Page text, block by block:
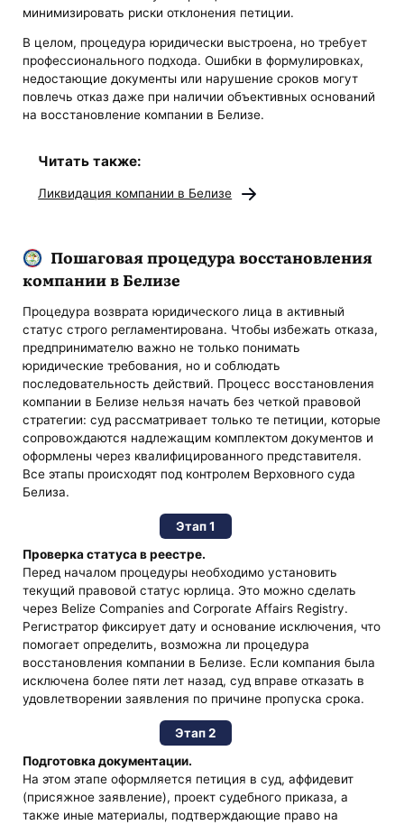
минимизировать риски отклонения петиции.
В целом, процедура юридически выстроена, но требует
профессионального подхода. Ошибки в формулировках,
недостающие документы или нарушение сроков могут
повлечь отказ даже при наличии объективных оснований
на восстановление компании в Белизе.
Читать также:
Ликвидация компании в Белизе
Пошаговая процедура восстановления
компании в Белизе
Процедура возврата юридического лица в активный
статус строго регламентирована. Чтобы избежать отказа,
предпринимателю важно не только понимать
юридические требования, но и соблюдать
последовательность действий. Процесс восстановления
компании в Белизе нельзя начать без четкой правовой
стратегии: суд рассматривает только те петиции, которые
сопровождаются надлежащим комплектом документов и
оформлены через квалифицированного представителя.
Все этапы происходят под контролем Верховного суда
Белиза.
Этап 1
Проверка статуса в реестре.
Перед началом процедуры необходимо установить
текущий правовой статус юрлица. Это можно сделать
через Belize Companies and Corporate Affairs Registry.
Регистратор фиксирует дату и основание исключения, что
помогает определить, возможна ли процедура
восстановления компании в Белизе. Если компания была
исключена более пяти лет назад, суд вправе отказать в
удовлетворении заявления по причине пропуска срока.
Этап 2
Подготовка документации.
На этом этапе оформляется петиция в суд, аффидевит
(присяжное заявление), проект судебного приказа, а
также иные материалы, подтверждающие право на